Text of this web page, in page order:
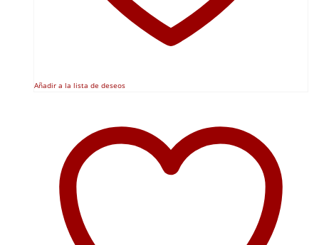
Añadir a la lista de deseos